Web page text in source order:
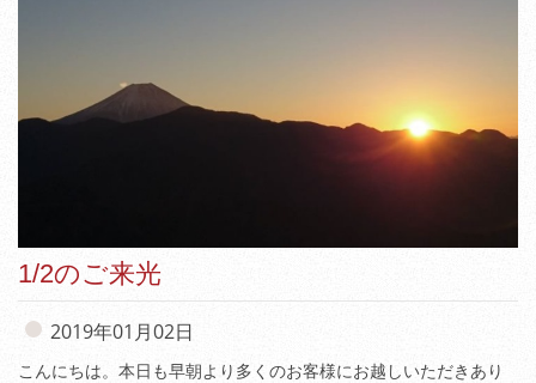
1/2のご来光
2019年01月02日
こんにちは。本日も早朝より多くのお客様にお越しいただきあり